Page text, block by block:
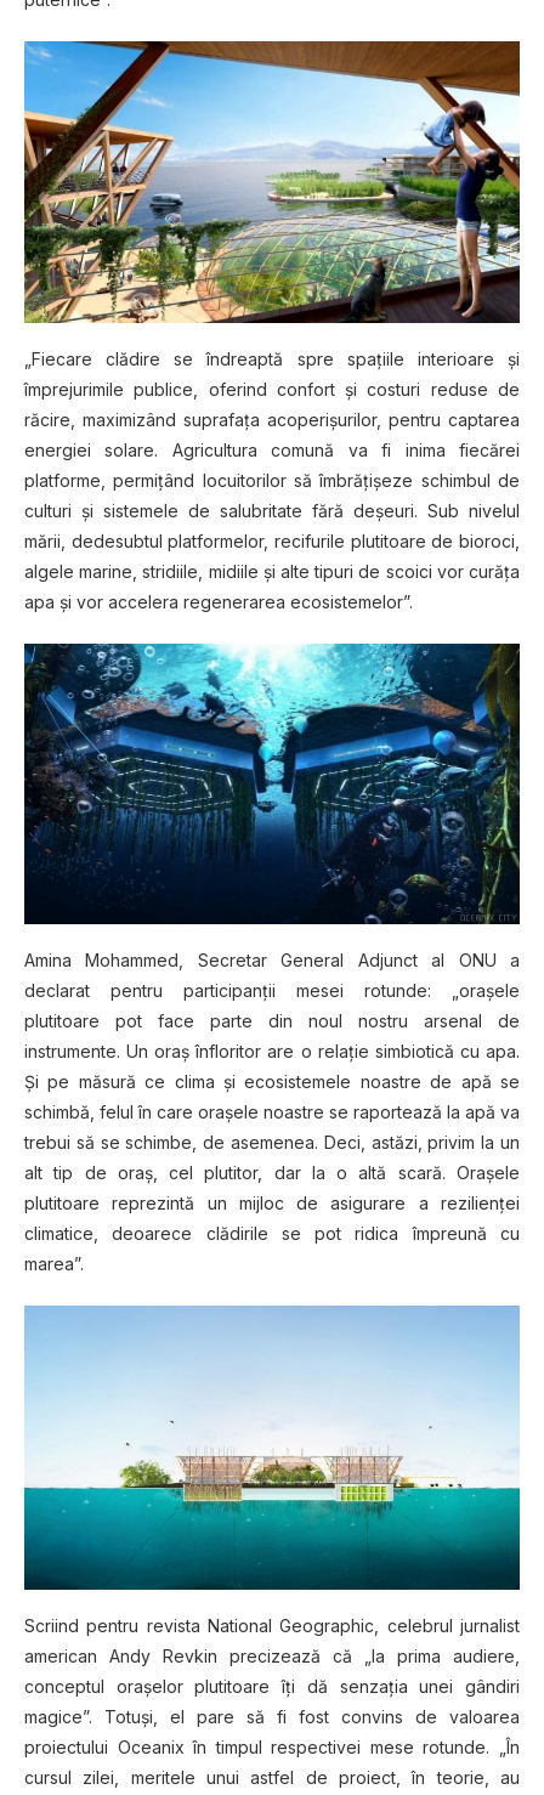
„Fiecare clădire se îndreaptă spre spaţiile interioare şi
împrejurimile publice, oferind confort şi costuri reduse de
răcire, maximizând suprafaţa acoperişurilor, pentru captarea
energiei solare. Agricultura comună va fi inima fiecărei
platforme, permiţând locuitorilor să îmbrăţişeze schimbul de
culturi şi sistemele de salubritate fără deşeuri. Sub nivelul
mării, dedesubtul platformelor, recifurile plutitoare de bioroci,
algele marine, stridiile, midiile şi alte tipuri de scoici vor curăţa
apa şi vor accelera regenerarea ecosistemelor”.
Amina Mohammed, Secretar General Adjunct al ONU a
declarat pentru participanţii mesei rotunde: „oraşele
plutitoare pot face parte din noul nostru arsenal de
instrumente. Un oraş înfloritor are o relaţie simbiotică cu apa.
Şi pe măsură ce clima şi ecosistemele noastre de apă se
schimbă, felul în care oraşele noastre se raportează la apă va
trebui să se schimbe, de asemenea. Deci, astăzi, privim la un
alt tip de oraş, cel plutitor, dar la o altă scară. Oraşele
plutitoare reprezintă un mijloc de asigurare a rezilienţei
climatice, deoarece clădirile se pot ridica împreună cu
marea”.
Scriind pentru revista National Geographic, celebrul jurnalist
american Andy Revkin precizează că „la prima audiere,
conceptul oraşelor plutitoare îţi dă senzaţia unei gândiri
magice”. Totuşi, el pare să fi fost convins de valoarea
proiectului Oceanix în timpul respectivei mese rotunde. „În
cursul zilei, meritele unui astfel de proiect, în teorie, au